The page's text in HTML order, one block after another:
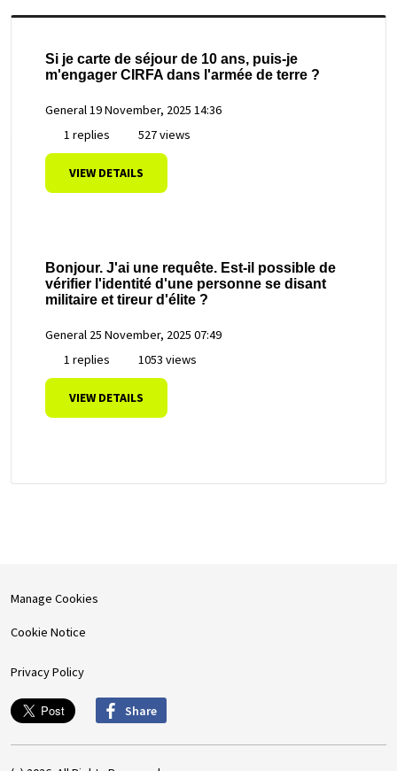
Si je carte de séjour de 10 ans, puis-je
m'engager CIRFA dans l'armée de terre ?
General19 November, 2025 14:36
1 replies
527 views
VIEW DETAILS
Bonjour. J'ai une requête. Est-il possible de
vérifier l'identité d'une personne se disant
militaire et tireur d'élite ?
General 25 November, 2025 07:49
1 replies
1053 views
VIEW DETAILS
Manage Cookies
Cookie Notice
Privacy Policy
Share